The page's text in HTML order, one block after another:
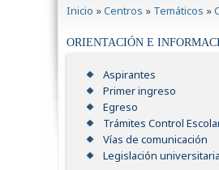
Inicio »Centros » Temáticos »
ORIENTACIÓN E
Aspirantes
Primer ingreso
Egreso
Trámites Control
Vías de comunicación
Legislación universitaria